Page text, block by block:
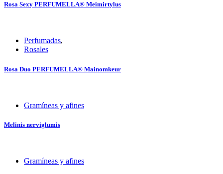
Rosa Sexy PERFUMELLA® Meimirtylus
Perfumadas,
Rosales
Rosa Duo PERFUMELLA® Mainomkeur
Gramíneas y afines
Melinis nerviglumis
Gramíneas y afines